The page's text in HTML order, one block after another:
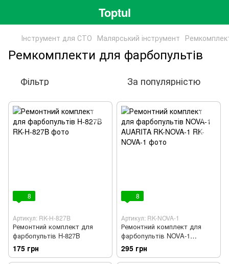
Toptul
Інструмент для СТО Малярський інcтpумeнт
Ремкомплекти для фарбопультів
Фільтр За популярністю
8
Артикул: RK-H-827B
Ремонтний комплект для
фарбопультів H-827B
175 грн
8
Артикул: RK-NOVA-1
Ремонтний комплект для
фарбопультів NOVA-1
AUARITA RK-NOVA-1
295 грн